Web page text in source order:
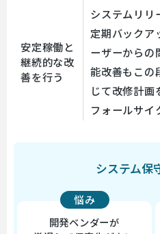
安定稼働と
継続的な改
善を行う
システムリリ
定期バックア
ーザーからの
能改善もこの
じて改修計画
フォールサイ
システム保
悩み
開発ベンダーが